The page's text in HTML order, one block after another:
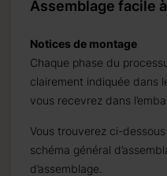
Assemblage facile
Notices de montage
Chaque phase du
clairement indiquée dans
vous recevrez dans
Vous trouverez ci-
schéma général
d’assemblage.